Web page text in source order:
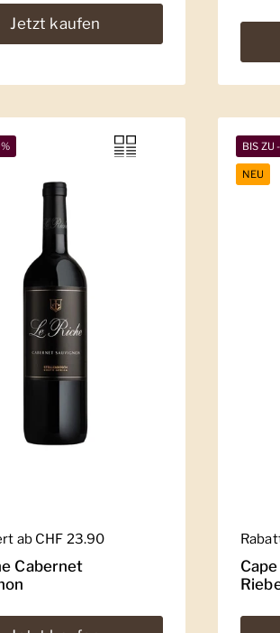
Jetzt kaufen
Preis
ab CHF 23.90
Cabernet
BIS ZU
NEU